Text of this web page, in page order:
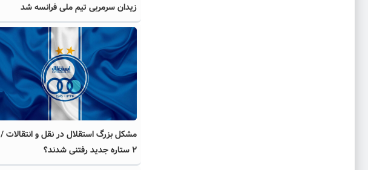
زیدان سرمربی تیم ملی فرانسه شد
مشکل بزرگ استقلال در نقل و انتقالات /
۲ ستاره جدید رفتنی شدند؟